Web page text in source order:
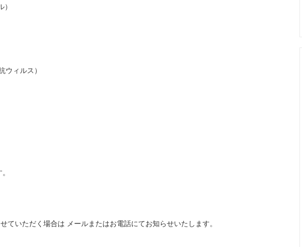
ウィルス）
ていただく場合は メールまたはお電話にてお知らせいたします。